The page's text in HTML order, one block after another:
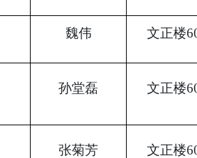
魏伟 文正楼
孙堂磊 文正楼
张菊芳 文正楼